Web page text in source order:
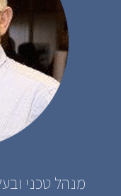
מנהל טכני